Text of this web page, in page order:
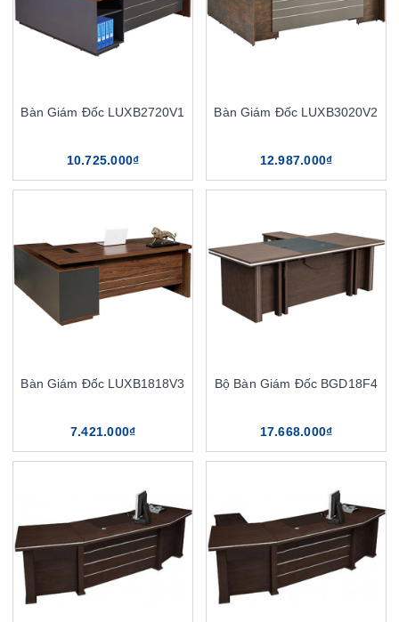
Bàn Giám Đốc LUXB2720V1
10.725.000₫
Bàn Giám Đốc LUXB3020V2
12.987.000₫
Bàn Giám Đốc LUXB1818V3
7.421.000₫
Bộ Bàn Giám Đốc BGD18F4
17.668.000₫